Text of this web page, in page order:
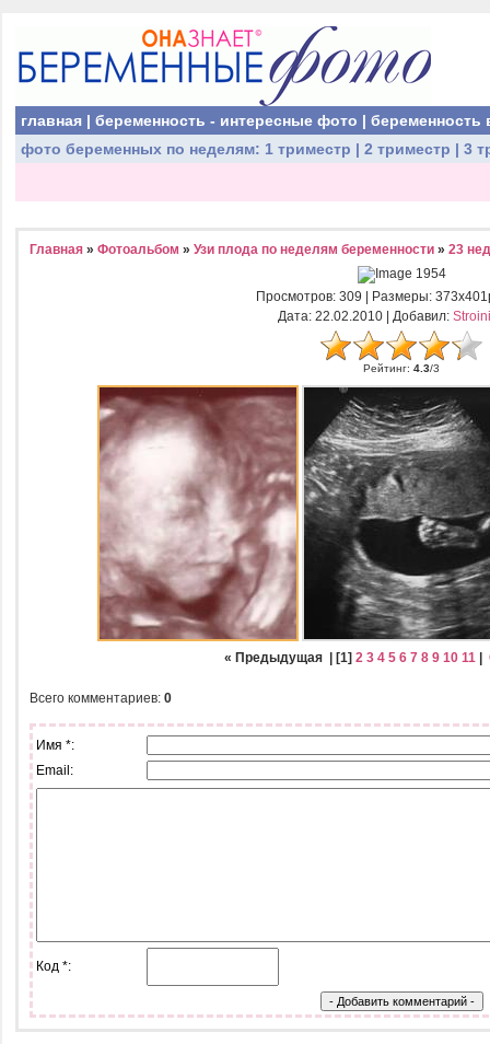
главная | беременность - интересные фото | беременность
фото беременных по неделям: 1 триместр | 2 триместр | 3
Главная » Фотоальбом » Узи плода по неделям беременности » 23
Просмотров: 309 | Размеры:
Дата: 22.02.2010 | Добавил:
Рейтинг: 4.3/3
« Предыдущая | [1] 2 3 4 5 6 7 8 9 10 11
Всего комментариев: 0
Имя *:
Email:
Код *: